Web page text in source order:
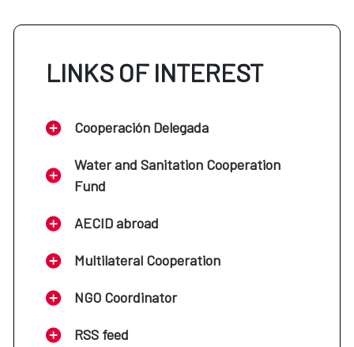
LINKS OF INTEREST
Cooperación Delegada
Water and Sanitation Cooperation
Fund
AECID abroad
Multilateral Cooperation
NGO Coordinator
RSS feed